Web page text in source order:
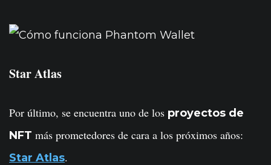
Star Atlas
Por último, se encuentra uno de los proyectos de
NFT más prometedores de cara a los próximos años:
Star Atlas.